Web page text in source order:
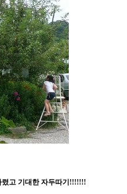
렸고 기대한 자두따기!!!!!!!